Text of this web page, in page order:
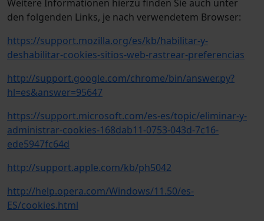
Weitere Informationen hierzu finden Sie auch unter
den folgenden Links, je nach verwendetem Browser:
https://support.mozilla.org/es/kb/habilitar-y-
deshabilitar-cookies-sitios-web-rastrear-preferencias
http://support.google.com/chrome/bin/answer.py?
hl=es&answer=95647
https://support.microsoft.com/es-es/topic/eliminar-y-
administrar-cookies-168dab11-0753-043d-7c16-
ede5947fc64d
http://support.apple.com/kb/ph5042
http://help.opera.com/Windows/11.50/es-
ES/cookies.html